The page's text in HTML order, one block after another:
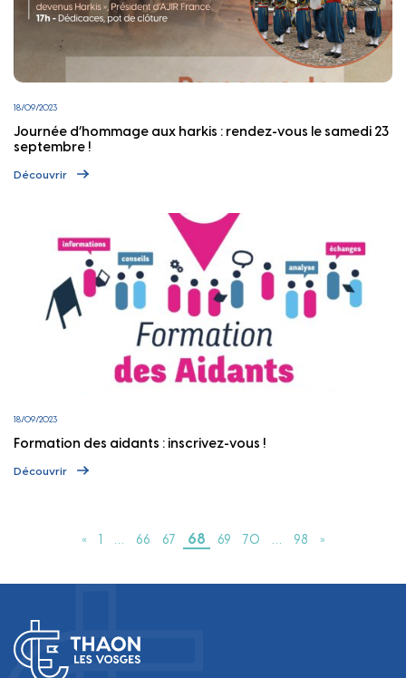
18/09/2023
Journée d’hommage aux harkis : rendez-vous le samedi 23
septembre !
Découvrir
18/09/2023
Formation des aidants : inscrivez-vous !
Découvrir
« 1 … 66 67 68 69 70 … 98 »